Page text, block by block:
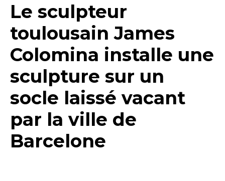
Le sculpteur
toulousain James
Colomina installe une
sculpture sur un
socle laissé vacant
par la ville de
Barcelone